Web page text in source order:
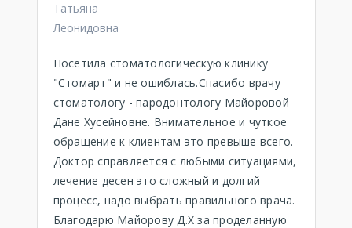
Татьяна
Леонидовна
Посетила стоматологическую клинику
"Стомарт" и не ошиблась.Спасибо врачу
стоматологу - пародонтологу Майоровой
Дане Хусейновне. Внимательное и чуткое
обращение к клиентам это превыше всего.
Доктор справляется с любыми ситуациями,
лечение десен это сложный и долгий
процесс, надо выбрать правильного врача.
Благодарю Майорову Д.Х за проделанную